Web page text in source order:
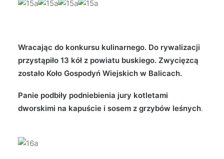
Wracając do konkursu kulinarnego. Do rywalizacji
przystąpiło 13 kół z powiatu buskiego. Zwycięzcą
zostało Koło Gospodyń Wiejskich w Balicach.
Panie podbiły podniebienia jury kotletami
dworskimi na kapuście i sosem z grzybów leśnych.